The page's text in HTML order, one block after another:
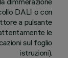
DALI o con
a pulsante
le
sul foglio
istruzioni).